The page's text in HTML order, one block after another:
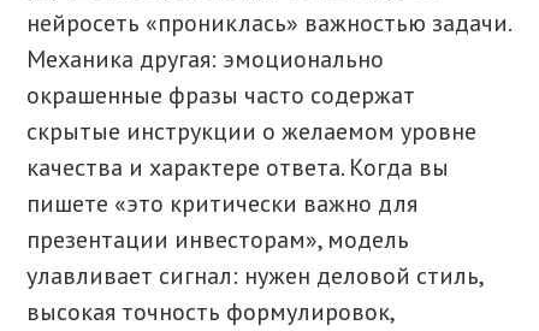
нейросеть «прониклась» важностью задачи.
Механика другая: эмоционально
окрашенные фразы часто содержат
скрытые инструкции о желаемом уровне
качества и характере ответа. Когда вы
пишете «это критически важно для
презентации инвесторам», модель
улавливает сигнал: нужен деловой стиль,
высокая точность формулировок,